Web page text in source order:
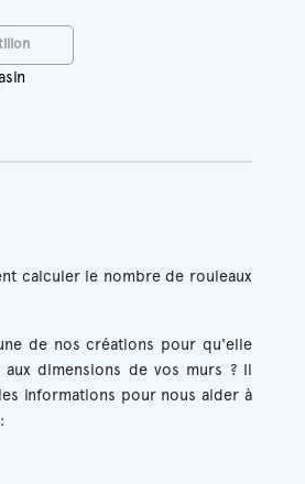
calculer le nombre de rouleaux
de nos créations pour qu'elle
dimensions de vos murs ? Il
informations pour nous aider à